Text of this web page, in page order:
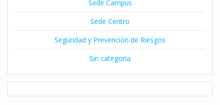
Sede Campus
Sede Centro
Seguridad y Prevención de Riesgos
Sin categoría